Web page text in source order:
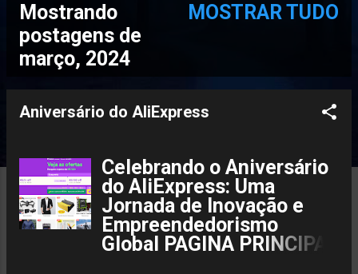
P
o
s
a
g
Mostrando
postagens de
março, 2024
MOSTRAR TUDO
Aniversário do AliExpress
Celebrando o Aniversário
do AliExpress: Uma
Jornada de Inovação e
Empreendedorismo
Global PAGINA PRINCIPAL